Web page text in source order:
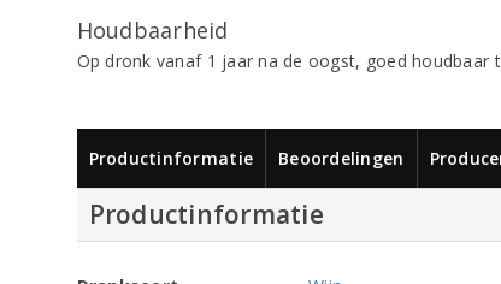
Houdbaarheid
Op dronk vanaf 1 jaar na de oogst, goed houdbaar
Productinformatie Beoordelingen
Productinformatie